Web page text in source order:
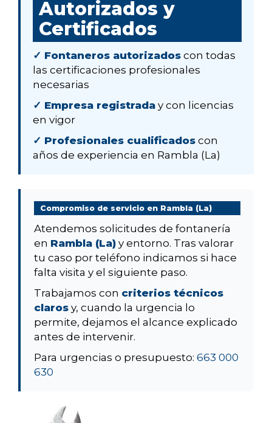
Autorizados y
Certificados
✓ Fontaneros autorizados con todas
las certificaciones profesionales
necesarias
✓ Empresa registrada y con licencias
en vigor
✓ Profesionales cualificados con
años de experiencia en Rambla (La)
Compromiso de servicio en Rambla (La)
Atendemos solicitudes de fontanería
en Rambla (La) y entorno. Tras valorar
tu caso por teléfono indicamos si hace
falta visita y el siguiente paso.
Trabajamos con criterios técnicos
claros y, cuando la urgencia lo
permite, dejamos el alcance explicado
antes de intervenir.
Para urgencias o presupuesto: 663 000
630